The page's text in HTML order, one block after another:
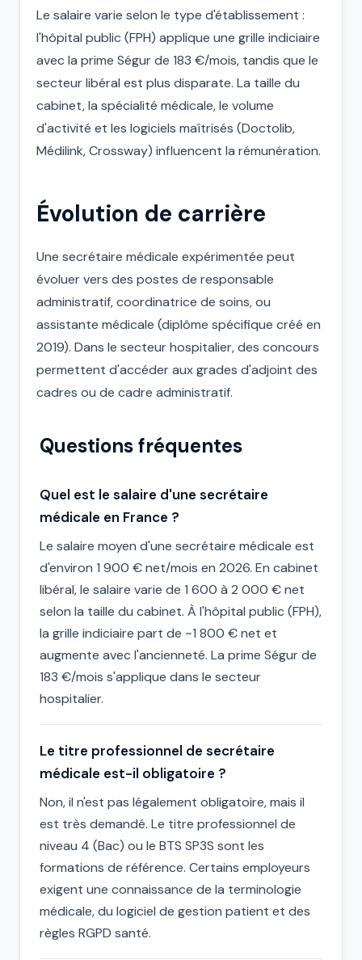
Le salaire varie selon le type d'établissement :
l'hôpital public (FPH) applique une grille indiciaire
avec la prime Ségur de 183 €/mois, tandis que le
secteur libéral est plus disparate. La taille du
cabinet, la spécialité médicale, le volume
d'activité et les logiciels maîtrisés (Doctolib,
Médilink, Crossway) influencent la rémunération.
Évolution de carrière
Une secrétaire médicale expérimentée peut
évoluer vers des postes de responsable
administratif, coordinatrice de soins, ou
assistante médicale (diplôme spécifique créé en
2019). Dans le secteur hospitalier, des concours
permettent d'accéder aux grades d'adjoint des
cadres ou de cadre administratif.
Questions fréquentes
Quel est le salaire d'une secrétaire
médicale en France ?
Le salaire moyen d'une secrétaire médicale est
d'environ 1 900 € net/mois en 2026. En cabinet
libéral, le salaire varie de 1 600 à 2 000 € net
selon la taille du cabinet. À l'hôpital public (FPH),
la grille indiciaire part de ~1 800 € net et
augmente avec l'ancienneté. La prime Ségur de
183 €/mois s'applique dans le secteur
hospitalier.
Le titre professionnel de secrétaire
médicale est-il obligatoire ?
Non, il n'est pas légalement obligatoire, mais il
est très demandé. Le titre professionnel de
niveau 4 (Bac) ou le BTS SP3S sont les
formations de référence. Certains employeurs
exigent une connaissance de la terminologie
médicale, du logiciel de gestion patient et des
règles RGPD santé.